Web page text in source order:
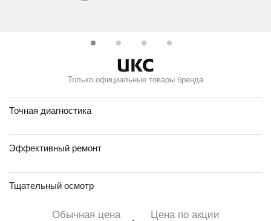
Только официальные товары бренда
Точная диагностика
Эффективный ремонт
Тщательный осмотр
Обычная цена Цена по акции